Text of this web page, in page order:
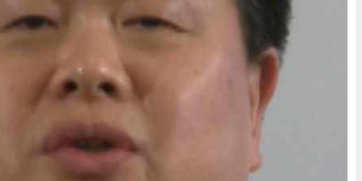
有第三个救市，即使民选政府也会垮台，这些可能会导致现在危
原因。
中国在某种程度上也有可能性。从中国来讲，容忍经济大幅
放弃这样的政策，我觉得实际上只有等危机爆发的时候，大家最
我个人认为，全球几个主要的经济体里里面，至少有一大经济体
不够？不够。